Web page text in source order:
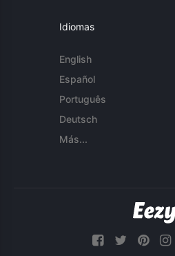
Idiomas
English
Español
Português
Deutsch
Más...